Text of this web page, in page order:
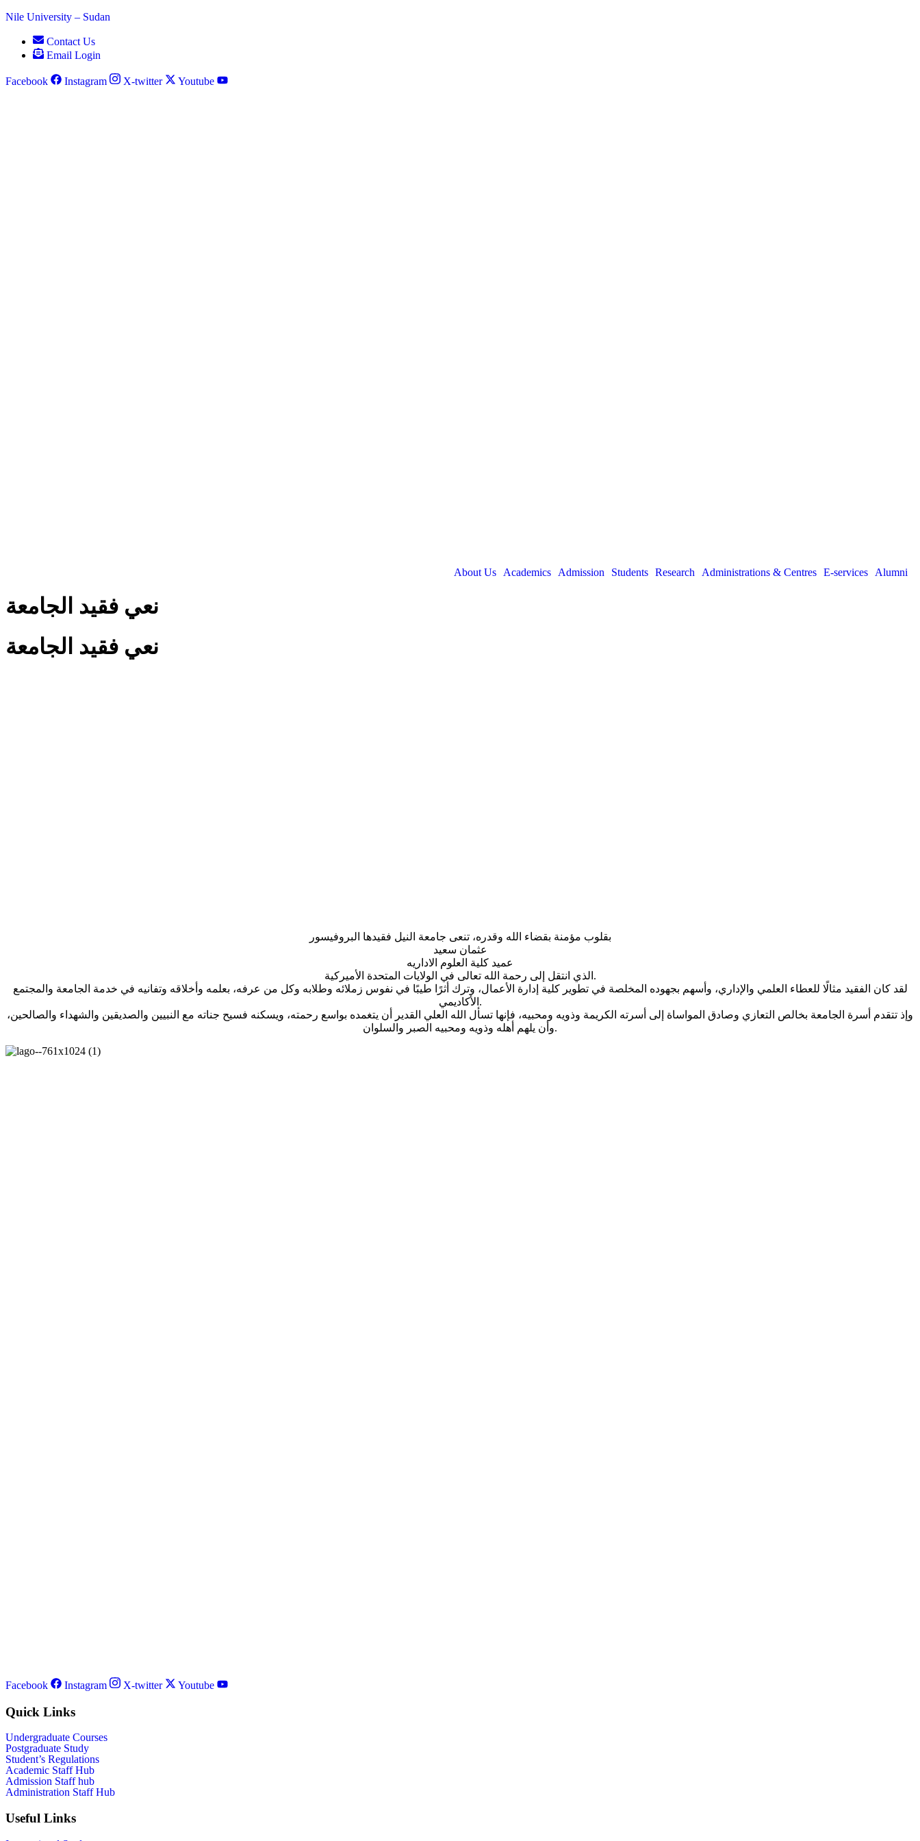
Nile University – Sudan
Contact Us
Email Login
Facebook Instagram X-twitter Youtube
About Us Academics Admission Students Research Administrations & Centres E-services Alumni
نعي فقيد الجامعة
نعي فقيد الجامعة
بقلوب مؤمنة بقضاء الله وقدره، تنعى جامعة النيل فقيدها البروفيسور
عثمان سعيد
عميد كلية العلوم الاداريه
الذي انتقل إلى رحمة الله تعالى في الولايات المتحدة الأميركية.
لقد كان الفقيد مثالًا للعطاء العلمي والإداري، وأسهم بجهوده المخلصة في تطوير كلية إدارة الأعمال، وترك أثرًا طيبًا في نفوس زملائه وطلابه وكل من عرفه، بعلمه وأخلاقه وتفانيه في خدمة الجامعة والمجتمع
الأكاديمي.
وإذ تتقدم أسرة الجامعة بخالص التعازي وصادق المواساة إلى أسرته الكريمة وذويه ومحبيه، فإنها تسأل الله العلي القدير أن يتغمده بواسع رحمته، ويسكنه فسيح جناته مع النبيين والصديقين والشهداء والصالحين،
وأن يلهم أهله وذويه ومحبيه الصبر والسلوان.
Facebook Instagram X-twitter Youtube
Quick Links
Undergraduate Courses
Postgraduate Study
Student’s Regulations
Academic Staff Hub
Admission Staff hub
Administration Staff Hub
Useful Links